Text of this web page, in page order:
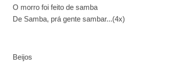
O morro foi feito de samba
De Samba, prá gente sambar...(4x)
Beijos